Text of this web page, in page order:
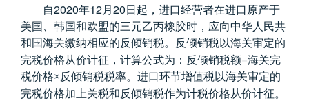
自2020年12月 20 日起，进口经营者在进口原产于
美国、韩国和欧盟的三元乙丙橡胶时，应向中华人民共
和国海关缴纳相应的反倾销税。反倾销税以海关审定的
完税价格从价计征，计算公式为：反倾销税额=海关完
税价格×反倾销税税率。进口环节增值税以海关审定的
完税价格加上关税和反倾销税作为计税价格从价计征。